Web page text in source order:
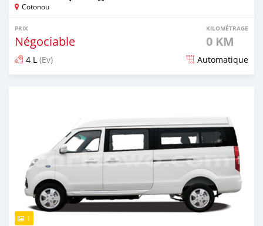
Cotonou
PRIX
Négociable
KILOMÉTRAGE
0 KM
4 L (Ev) Automatique
1